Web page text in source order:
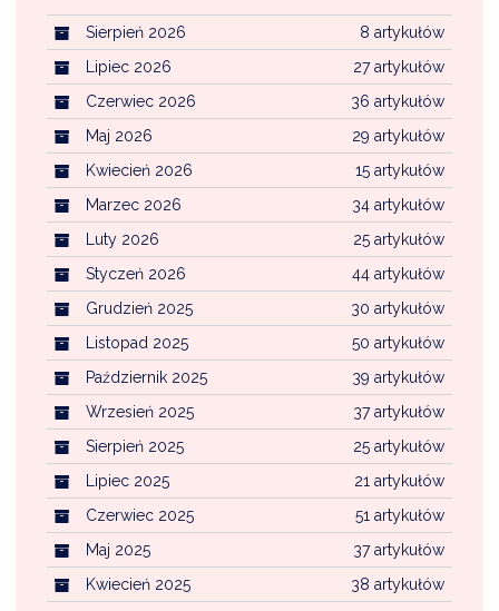
8 artykułów
Sierpień 2026
27 artykułów
Lipiec 2026
36 artykułów
Czerwiec 2026
29 artykułów
Maj 2026
15 artykułów
Kwiecień 2026
34 artykułów
Marzec 2026
25 artykułów
Luty 2026
44 artykułów
Styczeń 2026
30 artykułów
Grudzień 2025
50 artykułów
Listopad 2025
39 artykułów
Październik 2025
37 artykułów
Wrzesień 2025
25 artykułów
Sierpień 2025
21 artykułów
Lipiec 2025
51 artykułów
Czerwiec 2025
37 artykułów
Maj 2025
38 artykułów
Kwiecień 2025